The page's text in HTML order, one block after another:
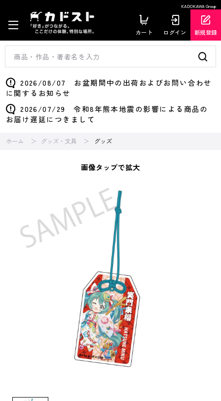
KADOKAWA Group
カート ログイン 新規登録
2026/08/07 お盆期間中の出荷およびお問い合わせ
に関するお知らせ
2026/07/29 令和8年熊本地震の影響による商品の
お届け遅延につきまして
ホーム グッズ・文具 グッズ
画像タップで拡大